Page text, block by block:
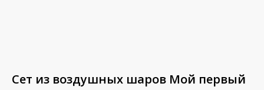
Сет из воздушных шаров Мой первый